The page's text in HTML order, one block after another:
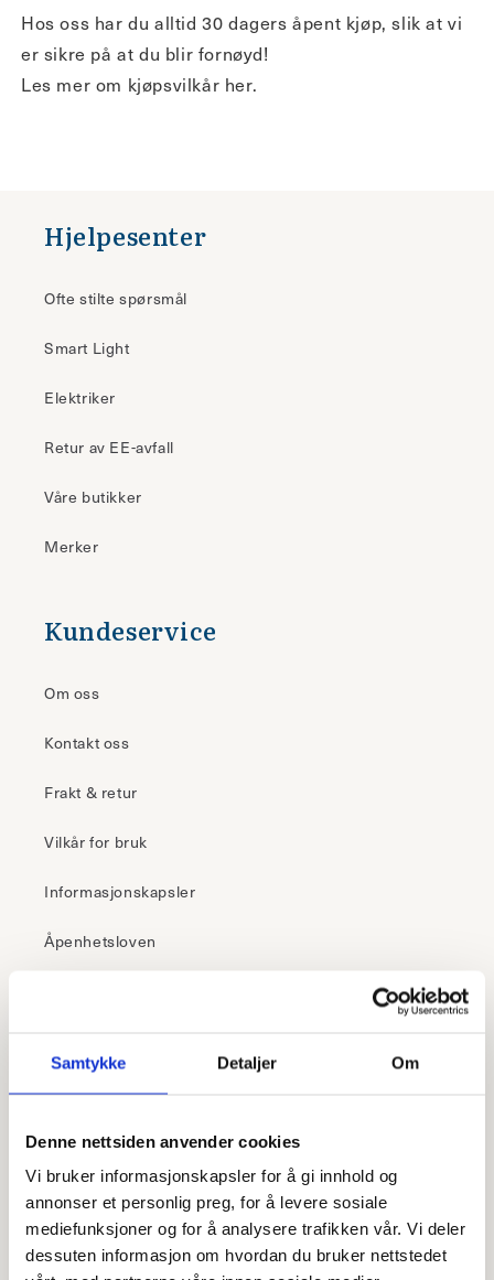
Samtykke Detaljer Om
Denne nettsiden anvender cookies
Vi bruker informasjonskapsler for å gi innhold og
annonser et personlig preg, for å levere sosiale
mediefunksjoner og for å analysere trafikken vår. Vi deler
dessuten informasjon om hvordan du bruker nettstedet
Hos oss har du alltid 30 dagers åpent kjøp, slik at vi
er sikre på at du blir fornøyd!
Les mer om kjøpsvilkår her.
Hjelpesenter
Ofte stilte spørsmål
Smart Light
Elektriker
Retur av EE-avfall
Våre butikker
Merker
Kundeservice
Om oss
Kontakt oss
Frakt & retur
Vilkår for bruk
Informasjonskapsler
Åpenhetsloven
Klikk & hent
Frakt fra 99,-
Fri retur i butikk
Rask levering– 1-5 virkedager